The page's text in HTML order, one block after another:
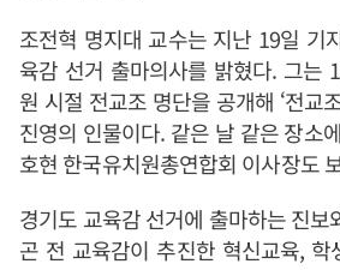
조전혁 명지대 교수는 지난 19일 기
육감 선거 출마의사를 밝혔다. 그는
원 시절 전교조 명단을 공개해 ‘전교
진영의 인물이다. 같은 날 같은 장소
호현 한국유치원총연합회 이사장도
경기도 교육감 선거에 출마하는 진보
곤 전 교육감이 추진한 혁신교육, 학